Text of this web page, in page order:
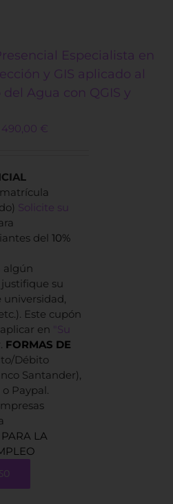
Especialista en
y GIS aplicado al
del Agua con QGIS y
Original
800,00 €.
490,00 €
Solicite su
del 10%
algún
su
Este cupón
en "Su
FORMAS DE
Débito
Santander),
Paypal.
LA